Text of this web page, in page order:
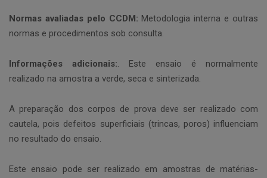
Normas avaliadas pelo CCDM: Metodologia interna e outras
normas e procedimentos sob consulta.
Informações adicionais:. Este ensaio é normalmente
realizado na amostra a verde, seca e sinterizada.
A preparação dos corpos de prova deve ser realizado com
cautela, pois defeitos superficiais (trincas, poros) influenciam
no resultado do ensaio.
Este ensaio pode ser realizado em amostras de matérias-